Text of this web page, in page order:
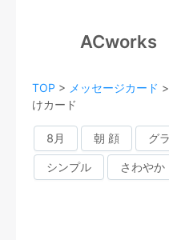
ACworks
TOP > メッセージカード >
けカード
8月 朝 顔 グ
シンプル さわやか